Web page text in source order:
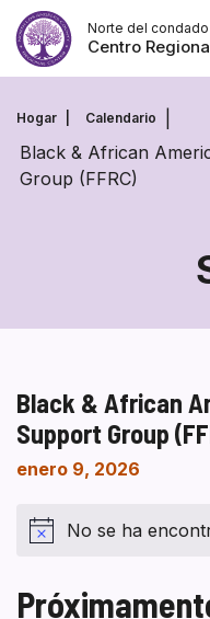
Saltar
contenido
Norte del
Centro
Hogar Calendario
Black & African
Group (FFRC)
Black & African
Support Group
enero 9, 2026
No se ha